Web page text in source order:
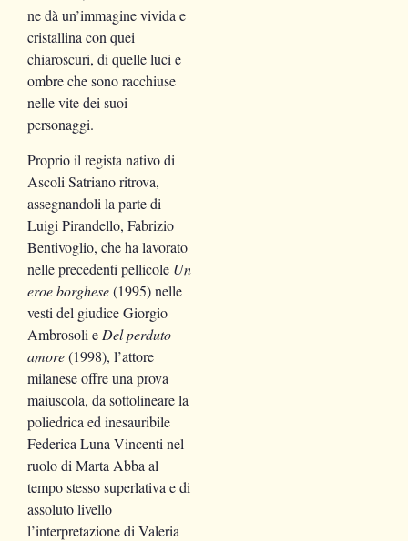
ne dà un’immagine vivida e
cristallina con quei
chiaroscuri, di quelle luci e
ombre che sono racchiuse
nelle vite dei suoi
personaggi.
Proprio il regista nativo di
Ascoli Satriano ritrova,
assegnandoli la parte di
Luigi Pirandello, Fabrizio
Bentivoglio, che ha lavorato
nelle precedenti pellicole Un
eroe borghese(1995) nelle
vesti del giudice Giorgio
Ambrosoli e Del perduto
amore(1998), l’attore
milanese offre una prova
maiuscola, da sottolineare la
poliedrica ed inesauribile
Federica Luna Vincenti nel
ruolo di Marta Abba al
tempo stesso superlativa e di
assoluto livello
l’interpretazione di Valeria